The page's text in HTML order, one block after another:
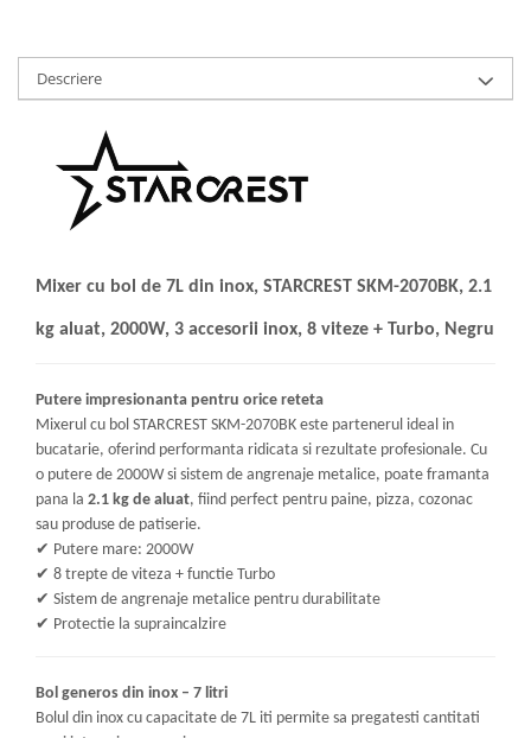
Descriere
Mixer cu bol de 7L din inox, STARCREST SKM-2070BK, 2.1
kg aluat, 2000W, 3 accesorii inox, 8 viteze + Turbo, Negru
Putere impresionanta pentru orice reteta
Mixerul cu bol STARCREST SKM-2070BK este partenerul ideal in
bucatarie, oferind performanta ridicata si rezultate profesionale. Cu
o putere de 2000W si sistem de angrenaje metalice, poate framanta
pana la 2.1 kg de aluat, fiind perfect pentru paine, pizza, cozonac
sau produse de patiserie.
✔ Putere mare: 2000W
✔ 8 trepte de viteza + functie Turbo
✔ Sistem de angrenaje metalice pentru durabilitate
✔ Protectie la supraincalzire
Bol generos din inox – 7 litri
Bolul din inox cu capacitate de 7L iti permite sa pregatesti cantitati